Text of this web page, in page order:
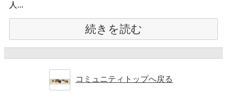
人...
続きを読む
コミュニティトップへ戻る